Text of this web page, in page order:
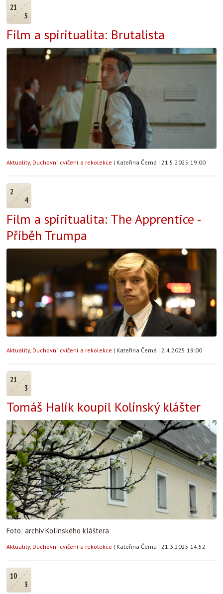
21
5
Film a spiritualita: Brutalista
Aktuality, Duchovní cvičení a rekolekce | Kateřina Černá | 21.5.2025 19:00
2
4
Film a spiritualita: The Apprentice -
Příběh Trumpa
Aktuality, Duchovní cvičení a rekolekce | Kateřina Černá | 2.4.2025 19:00
21
3
Tomáš Halík koupil Kolínský klášter
Foto: archiv Kolínského kláštera
Aktuality, Duchovní cvičení a rekolekce | Kateřina Černá | 21.3.2025 14:52
10
3